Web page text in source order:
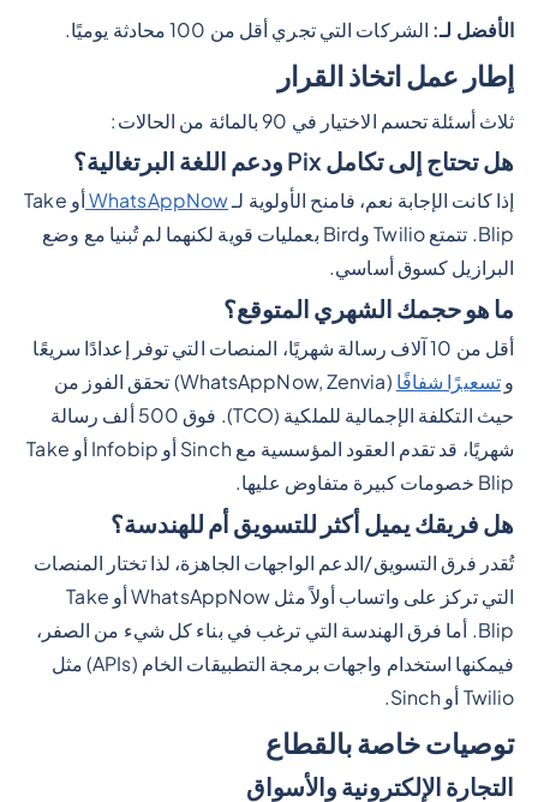
الأفضل لـ: الشركات التي تجري أقل من 100 محادثة يوميًا.
إطار عمل اتخاذ القرار
ثلاث أسئلة تحسم الاختيار في 90 بالمائة من الحالات:
هل تحتاج إلى تكامل Pix ودعم اللغة البرتغالية؟
إذا كانت الإجابة نعم، فامنح الأولوية لـWhatsAppNow
أو Take
Blip. تتمتع Twilio وBird بعمليات قوية لكنهما لم تُبنيا مع وضع
البرازيل كسوق أساسي.
ما هو حجمك الشهري المتوقع؟
أقل من 10 آلاف رسالة شهريًا، المنصات التي توفر إعدادًا سريعًا
وتسعيرًا شفافًا
(WhatsAppNow, Zenvia) تحقق الفوز من
حيث التكلفة الإجمالية للملكية (TCO). فوق 500 ألف رسالة
شهريًا، قد تقدم العقود المؤسسية مع Sinch أو Infobip أو Take
Blip خصومات كبيرة متفاوض عليها.
هل فريقك يميل أكثر للتسويق أم للهندسة؟
تُقدر فرق التسويق/الدعم الواجهات الجاهزة، لذا تختار المنصات
التي تركز على واتساب أولاً مثل WhatsAppNow أو Take
Blip. أما فرق الهندسة التي ترغب في بناء كل شيء من الصفر،
فيمكنها استخدام واجهات برمجة التطبيقات الخام (APIs) مثل
Twilio أو Sinch.
توصيات خاصة بالقطاع
التجارة الإلكترونية والأسواق